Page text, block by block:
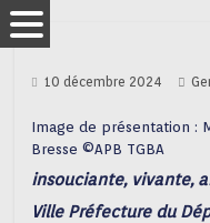
10 décembre 2024
Image de présentation :
Bresse ©APB TGBA
insouciante, vivante,
Ville Préfecture du